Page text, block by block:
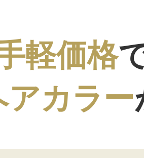
軽価格
カラー